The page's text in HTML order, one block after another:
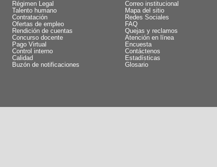
Régimen Legal
Talento humano
Contratación
Ofertas de empleo
Rendición de cuentas
Concurso docente
Pago Virtual
Control interno
Calidad
Buzón de notificaciones
Correo institucional
Mapa del sitio
Redes Sociales
FAQ
Quejas y reclamos
Atención en línea
Encuesta
Contáctenos
Estadísticas
Glosario